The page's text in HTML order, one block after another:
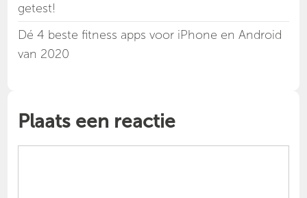
getest!
Dé 4 beste fitness apps voor iPhone en Android
van 2020
Plaats een reactie